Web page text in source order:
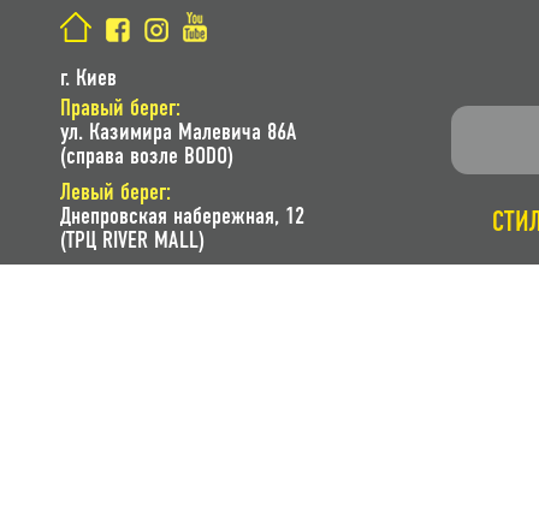
г. Киев
Правый берег:
ул. Казимира Малевича 86A
(справа возле BODO)
Левый берег:
Днепровская набережная, 12
(ТРЦ RIVER MALL)